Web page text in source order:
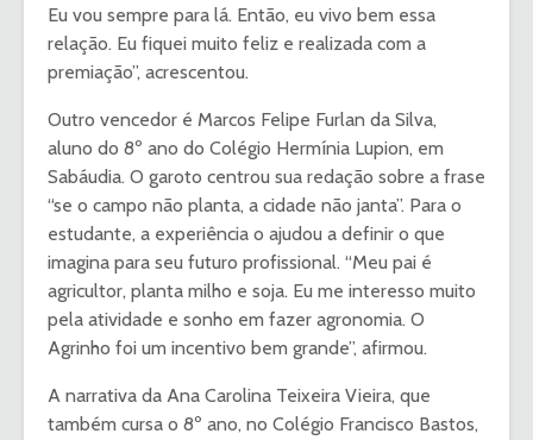
Eu vou sempre para lá. Então, eu vivo bem essa
relação. Eu fiquei muito feliz e realizada com a
premiação”, acrescentou.
Outro vencedor é Marcos Felipe Furlan da Silva,
aluno do 8º ano do Colégio Hermínia Lupion, em
Sabáudia. O garoto centrou sua redação sobre a frase
“se o campo não planta, a cidade não janta”. Para o
estudante, a experiência o ajudou a definir o que
imagina para seu futuro profissional. “Meu pai é
agricultor, planta milho e soja. Eu me interesso muito
pela atividade e sonho em fazer agronomia. O
Agrinho foi um incentivo bem grande”, afirmou.
A narrativa da Ana Carolina Teixeira Vieira, que
também cursa o 8º ano, no Colégio Francisco Bastos,